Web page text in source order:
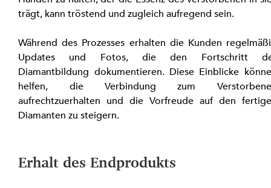
trägt, kann tröstend und zugleich aufregend sein.
Während des Prozesses erhalten die Kunden
Updates und Fotos, die den Fortschritt
Diamantbildung dokumentieren. Diese Einblicke
helfen, die Verbindung zum
aufrechtzuerhalten und die Vorfreude auf den
Diamanten zu steigern.
Erhalt des Endprodukts